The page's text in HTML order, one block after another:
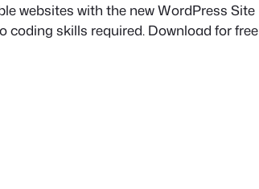
websites with the new WordPress Site
coding skills required. Download for free